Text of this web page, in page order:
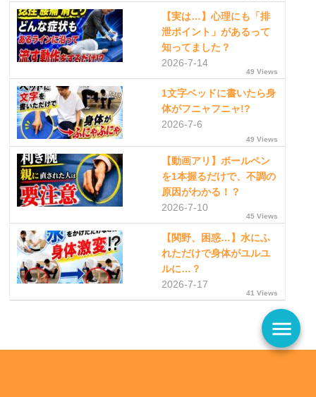
【実は…】心理にも「排
泄ポイント」があるって
知ってました？
2026-7-14
49 Views
1文字ベッドに書いたら身
体がフニャフニャ!?
2026-7-6
49 Views
【動画アリ】ボールペン
を1本握るだけで、不調の
原因がわかる！？
2026-7-10
45 Views
【関野、困惑…】水にふ
れただけで身体がユルユ
ルに…？
2026-7-17
41 Views
menu